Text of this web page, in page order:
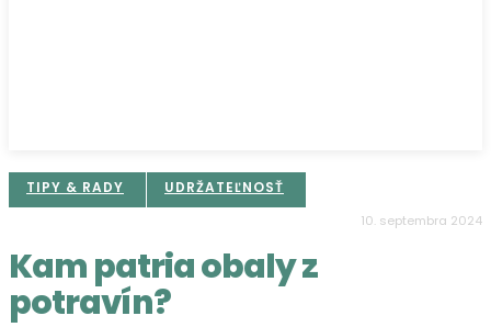
TIPY & RADY UDRŽATEĽNOSŤ
10. septembra 2024
Kam patria obaly z
potravín?